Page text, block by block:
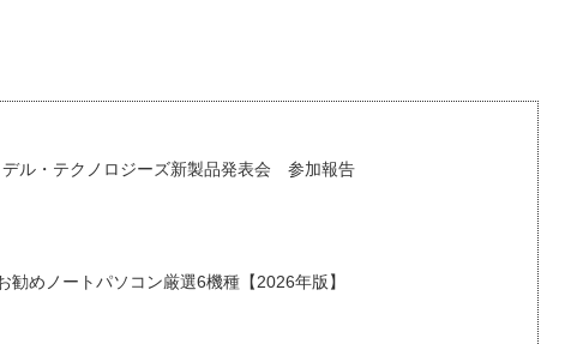
ル・テクノロジーズ新製品発表会 参加報告
勧めノートパソコン厳選6機種【2026年版】